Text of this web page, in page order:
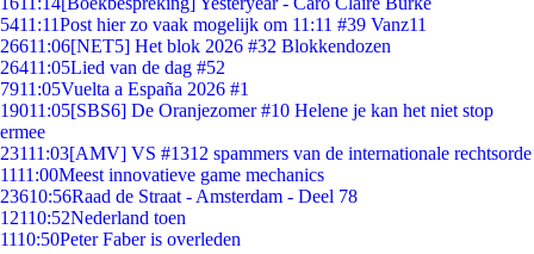
5411:11Post hier zo vaak mogelijk om 11:11 #39 Vanz11
26611:06[NET5] Het blok 2026 #32 Blokkendozen
26411:05Lied van de dag #52
7911:05Vuelta a España 2026 #1
19011:05[SBS6] De Oranjezomer #10 Helene je kan het niet stop
ermee
23111:03[AMV] VS #1312 spammers van de internationale rechtsorde
1111:00Meest innovatieve game mechanics
23610:56Raad de Straat - Amsterdam - Deel 78
12110:52Nederland toen
1110:50Peter Faber is overleden